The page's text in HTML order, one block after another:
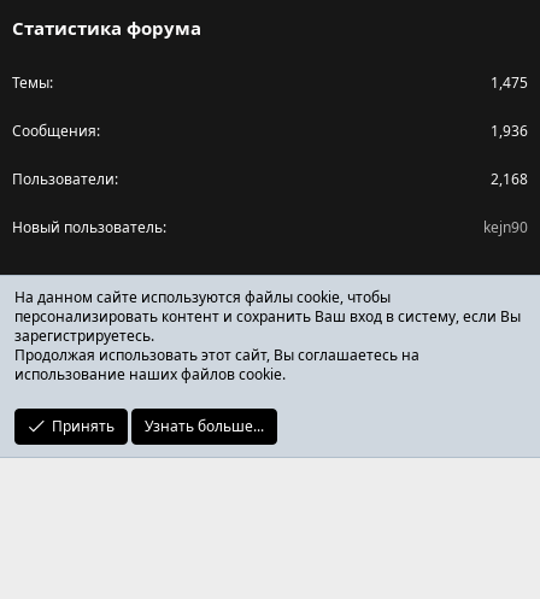
Статистика форума
Темы 1,475
Сообщения 1,936
Пользователи 2,168
Новый пользователь kejn90
Поделиться страницей
Facebook
X (Twitter)
Reddit
ОТЗЫВЫ ОНЛАЙН ФОРУМ
На данном сайте используются файлы cookie, чтобы
персонализировать контент и сохранить Ваш вход в систему, если Вы
зарегистрируетесь.
Продолжая использовать этот сайт, Вы соглашаетесь на
использование наших файлов cookie.
Принять Узнать больше...